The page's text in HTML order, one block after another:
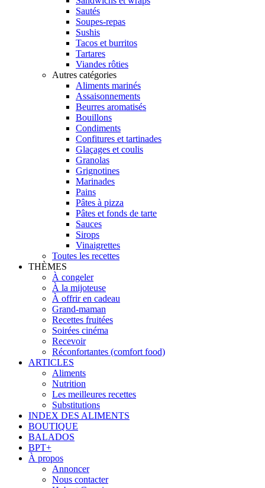
Sautés
Soupes-repas
Sushis
Tacos et burritos
Tartares
Viandes rôties
Autres catégories
Aliments marinés
Assaisonnements
Beurres aromatisés
Bouillons
Condiments
Confitures et tartinades
Glaçages et coulis
Granolas
Grignotines
Marinades
Pains
Pâtes à pizza
Pâtes et fonds de tarte
Sauces
Sirops
Vinaigrettes
Toutes les recettes
THÈMES
À congeler
À la mijoteuse
À offrir en cadeau
Grand-maman
Recettes fruitées
Soirées cinéma
Recevoir
Réconfortantes (comfort food)
ARTICLES
Aliments
Nutrition
Les meilleures recettes
Substitutions
INDEX DES ALIMENTS
BOUTIQUE
BALADOS
BPT+
À propos
Annoncer
Nous contacter